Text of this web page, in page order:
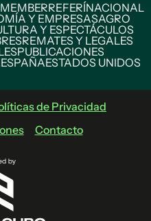
REFERÍNACIONAL
Y EMPRESASAGRO
Y ESPECTÁCULOS
REMATES Y LEGALES
PUBLICACIONES
ESPAÑAESTADOS UNIDOS
de Privacidad
Contacto